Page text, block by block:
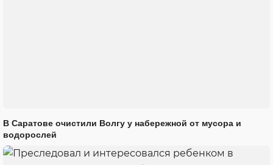
В Саратове очистили Волгу у набережной от мусора и
водорослей